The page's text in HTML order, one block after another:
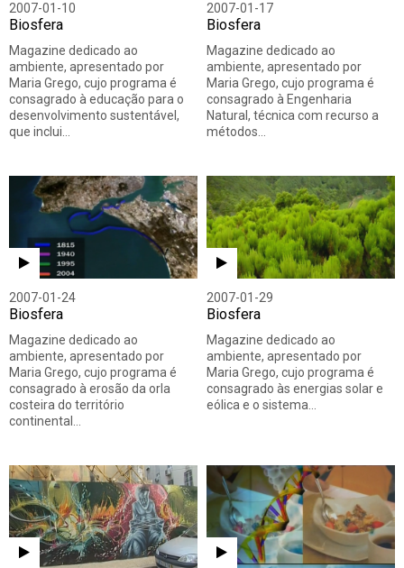
2007-01-10
Biosfera
Magazine dedicado ao
ambiente, apresentado por
Maria Grego, cujo programa é
consagrado à educação para o
desenvolvimento sustentável,
que inclui…
2007-01-17
Biosfera
Magazine dedicado ao
ambiente, apresentado por
Maria Grego, cujo programa é
consagrado à Engenharia
Natural, técnica com recurso a
métodos…
2007-01-24
Biosfera
Magazine dedicado ao
ambiente, apresentado por
Maria Grego, cujo programa é
consagrado à erosão da orla
costeira do território
continental…
2007-01-29
Biosfera
Magazine dedicado ao
ambiente, apresentado por
Maria Grego, cujo programa é
consagrado às energias solar e
eólica e o sistema…